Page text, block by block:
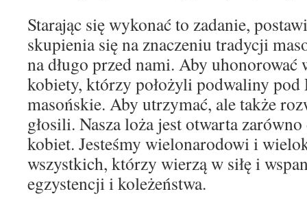
Starając się wykonać to zadanie,
skupienia się na znaczeniu tradycji
na długo przed nami. Aby
kobiety, którzy położyli podwaliny pod
masońskie. Aby utrzymać, ale także
głosili. Nasza loża jest otwarta
kobiet. Jesteśmy wielonarodowi i
wszystkich, którzy wierzą w siłę i
egzystencji i koleżeństwa.